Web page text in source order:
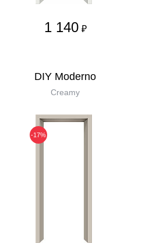
1 140 ₽
DIY Moderno
Creamy
-17%